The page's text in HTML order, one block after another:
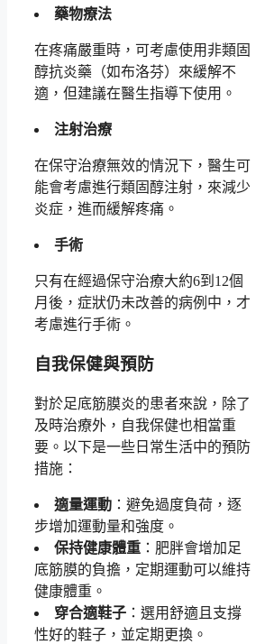
藥物療法
在疼痛嚴重時，可考慮使用非類固
醇抗炎藥（如布洛芬）來緩解不
適，但建議在醫生指導下使用。
注射治療
在保守治療無效的情況下，醫生可
能會考慮進行類固醇注射，來減少
炎症，進而緩解疼痛。
手術
只有在經過保守治療大約6到12個
月後，症狀仍未改善的病例中，才
考慮進行手術。
自我保健與預防
對於足底筋膜炎的患者來說，除了
及時治療外，自我保健也相當重
要。以下是一些日常生活中的預防
措施：
適量運動 ：避免過度負荷，逐
步增加運動量和強度。
保持健康體重 ：肥胖會增加足
底筋膜的負擔，定期運動可以維持
健康體重。
穿合適鞋子 ：選用舒適且支撐
性好的鞋子，並定期更換。